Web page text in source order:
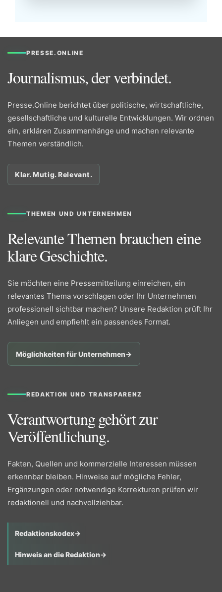
PRESSE.ONLINE
Journalismus, der verbindet.
Presse.Online berichtet über politische, wirtschaftliche,
gesellschaftliche und kulturelle Entwicklungen. Wir ordnen
ein, erklären Zusammenhänge und machen relevante
Themen verständlich.
Klar. Mutig. Relevant.
THEMEN UND UNTERNEHMEN
Relevante Themen brauchen eine
klare Geschichte.
Sie möchten eine Pressemitteilung einreichen, ein
relevantes Thema vorschlagen oder Ihr Unternehmen
professionell sichtbar machen? Unsere Redaktion prüft Ihr
Anliegen und empfiehlt ein passendes Format.
Möglichkeiten für Unternehmen→
REDAKTION UND TRANSPARENZ
Verantwortung gehört zur
Veröffentlichung.
Fakten, Quellen und kommerzielle Interessen müssen
erkennbar bleiben. Hinweise auf mögliche Fehler,
Ergänzungen oder notwendige Korrekturen prüfen wir
redaktionell und nachvollziehbar.
Redaktionskodex→
Hinweis an die Redaktion→